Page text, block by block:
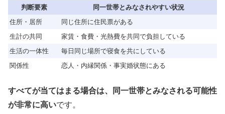
判断要素
同一世帯とみなされやすい状況
住所・居所
同じ住所に住民票がある
生計の共同
家賃・食費・光熱費を共同で負担している
生活の一体性
毎日同じ場所で寝食を共にしている
関係性
恋人・内縁関係・事実婚状態にある
すべてが当てはまる場合は、同一世帯とみなされる可能性
が非常に高いです。